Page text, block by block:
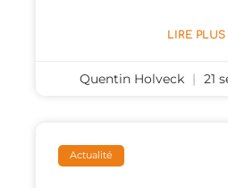
LIRE PLUS
Quentin Holveck 21
Actualité